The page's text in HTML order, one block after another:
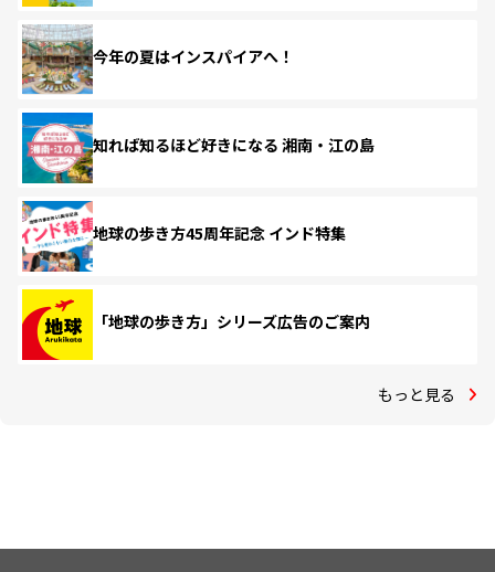
今年の夏はインスパイアへ！
知れば知るほど好きになる 湘南・江の島
地球の歩き方45周年記念 インド特集
「地球の歩き方」シリーズ広告のご案内
もっと見る